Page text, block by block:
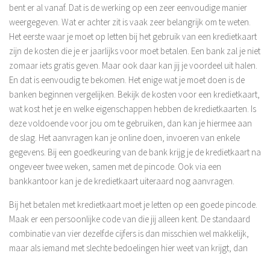
bent er al vanaf. Dat is de werking op een zeer eenvoudige manier
weergegeven. Wat er achter zit is vaak zeer belangrijk om te weten.
Het eerste waar je moet op letten bij het gebruik van een kredietkaart
zijn de kosten die je er jaarlijks voor moet betalen. Een bank zal je niet
zomaar iets gratis geven. Maar ook daar kan jij je voordeel uit halen.
En dat is eenvoudig te bekomen. Het enige wat je moet doen is de
banken beginnen vergelijken. Bekijk de kosten voor een kredietkaart,
wat kost het je en welke eigenschappen hebben de kredietkaarten. Is
deze voldoende voor jou om te gebruiken, dan kan je hiermee aan
de slag. Het aanvragen kan je online doen, invoeren van enkele
gegevens. Bij een goedkeuring van de bank krijg je de kredietkaart na
ongeveer twee weken, samen met de pincode. Ook via een
bankkantoor kan je de kredietkaart uiteraard nog aanvragen.
Bij het betalen met kredietkaart moet je letten op een goede pincode.
Maak er een persoonlijke code van die jij alleen kent. De standaard
combinatie van vier dezelfde cijfers is dan misschien wel makkelijk,
maar als iemand met slechte bedoelingen hier weet van krijgt, dan